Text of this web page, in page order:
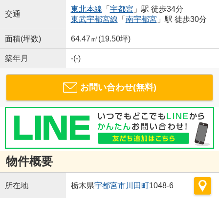
交通
東北本線 「 宇都宮 」駅 徒歩34分
東武宇都宮線 「 南宇都宮 」駅 徒歩30分
面積(坪数) 64.47㎡(19.50坪)
築年月 -(-)
お問い合わせ(無料)
物件概要
所在地 栃木県宇都宮市川田町1048-6